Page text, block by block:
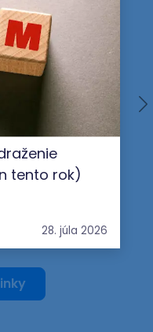
tento rok)
28. júla 2026